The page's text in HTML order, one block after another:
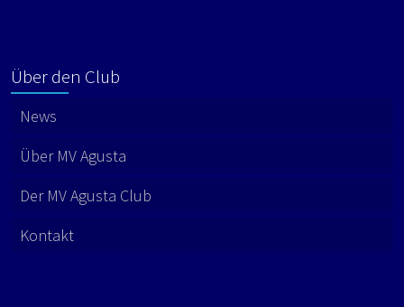
Über den Club
News
Über MV Agusta
Der MV Agusta Club
Kontakt